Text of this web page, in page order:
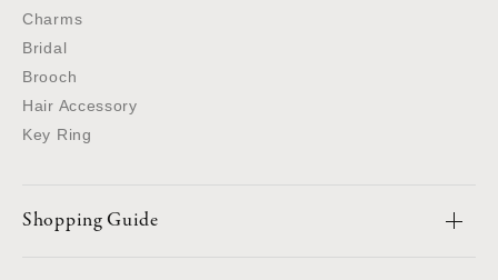
Charms
Bridal
Brooch
Hair Accessory
Key Ring
Shopping Guide